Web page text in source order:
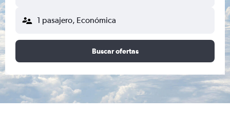
1 pasajero, Económica
Buscar ofertas